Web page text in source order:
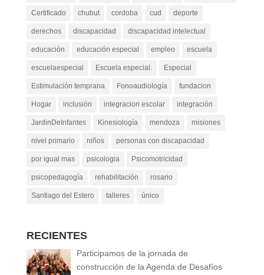
Certificado chubut cordoba cud deporte
derechos discapacidad discapacidad intelectual
educación educación especial empleo escuela
escuelaespecial Escuela especial. Especial
Estimulación temprana Fonoaudiología fundacion
Hogar inclusión integracion escolar integración
JardinDeInfantes Kinesiología mendoza misiones
nivel primario niños personas con discapacidad
por igual mas psicologia Psicomotricidad
psicopedagogía rehabilitación rosario
Santiago del Estero talleres único
RECIENTES
Participamos de la jornada de
construcción de la Agenda de Desafíos